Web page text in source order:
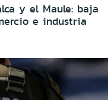
y el Maule: baja
e industria